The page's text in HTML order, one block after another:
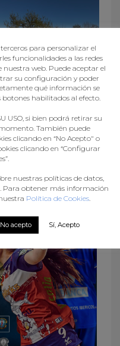
para personalizar el
funcionalidades a las redes
nuestra web. Puede aceptar el
su configuración y poder
qué información se
botones habilitados al efecto.
USO, si bien podrá retirar su
También puede
clicando en “No Acepto" o
clicando en “Configurar
nuestras políticas de datos,
. Para obtener más información
Política de Cookies.
No acepto Sí, Acepto